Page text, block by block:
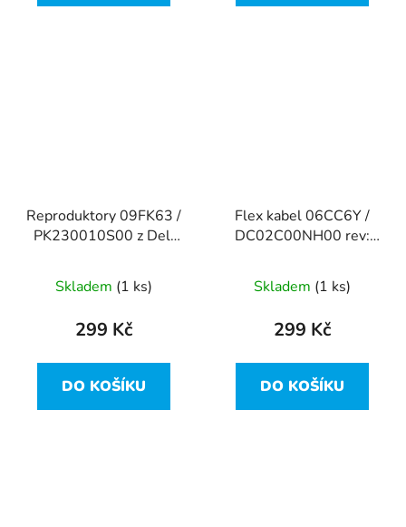
Reproduktory 09FK63 /
PK230010S00 z Dell
Skladem (1 ks)
299 Kč
DO KOŠÍKU
Flex kabel 06CC6Y /
DC02C00NH00 rev:
7310
Skladem (1 ks)
299 Kč
DO KOŠÍKU